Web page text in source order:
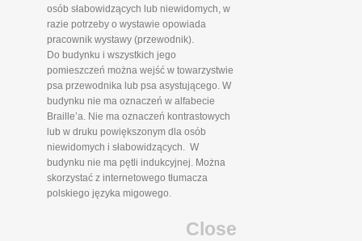
osób słabowidzących lub niewidomych, w
razie potrzeby o wystawie opowiada
pracownik wystawy (przewodnik).
Do budynku i wszystkich jego
pomieszczeń można wejść w towarzystwie
psa przewodnika lub psa asystującego. W
budynku nie ma oznaczeń w alfabecie
Braille’a. Nie ma oznaczeń kontrastowych
lub w druku powiększonym dla osób
niewidomych i słabowidzących. W
budynku nie ma pętli indukcyjnej. Można
skorzystać z internetowego tłumacza
polskiego języka migowego.
Close